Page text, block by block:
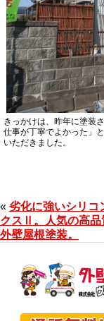
きっかけは、昨年に塗装
仕事が丁寧でよかった」
いただきました。
« 劣化に強いシリコ
クスⅡ。人気の高品
外壁屋根塗装。